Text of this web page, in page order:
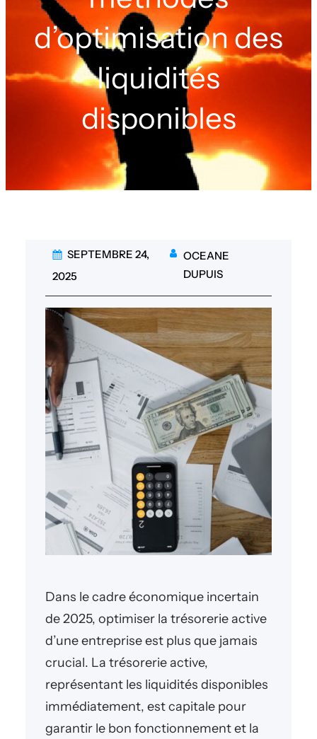
d’optimisation des
liquidités
disponibles
SEPTEMBRE 24,
2025
OCEANE
DUPUIS
Dans le cadre économique incertain
de 2025, optimiser la trésorerie active
d’une entreprise est plus que jamais
crucial. La trésorerie active,
représentant les liquidités disponibles
immédiatement, est capitale pour
garantir le bon fonctionnement et la